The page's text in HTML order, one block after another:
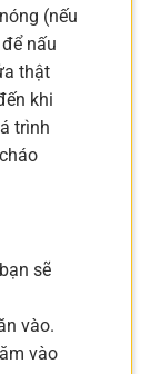
(nếu
nấu
thật
khi
trình
sẽ
vào.
vào